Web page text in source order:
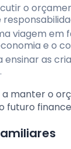
o
viagem em
e o
ensinar as
a manter o
futuro